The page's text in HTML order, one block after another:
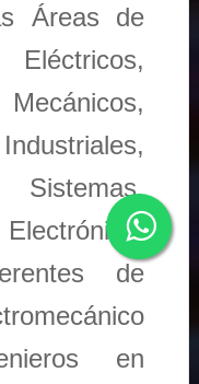
Áreas de
de
en